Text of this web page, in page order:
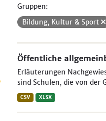
Gruppen:
Bildung, Kultur & Sport
Öffentliche
Erläuterungen
sind Schulen, die von der
CSV XLSX